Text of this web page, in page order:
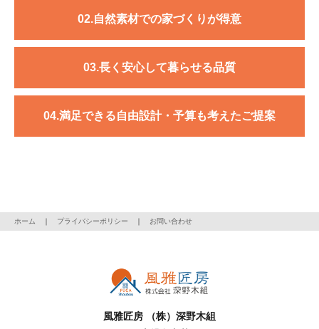
02.自然素材での家づくりが得意
03.長く安心して暮らせる品質
04.満足できる自由設計・予算も考えたご提案
ホーム ｜ プライバシーポリシー ｜ お問い合わせ
風雅匠房 （株）深野木組